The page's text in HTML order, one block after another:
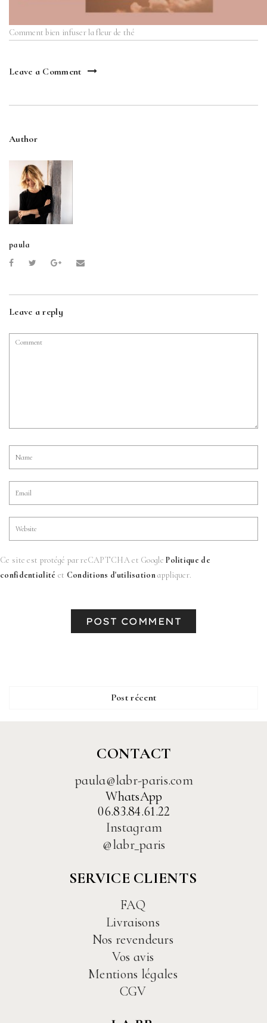
Comment bien infuser la fleur de thé
Leave a Comment
Author
paula
Leave a reply
Ce site est protégé par reCAPTCHA et GooglePolitique de
confidentialité et Conditions d'utilisationappliquer.
Post récent
CONTACT
paula@labr-paris.com
WhatsApp
06.83.84.61.22
Instagram
@labr_paris
SERVICE CLIENTS
FAQ
Livraisons
Nos revendeurs
Vos avis
Mentions légales
CGV